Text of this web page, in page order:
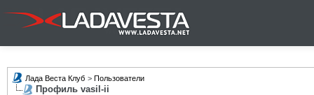
Лада Веста Клуб > Пользователи
Профиль vasil-ii